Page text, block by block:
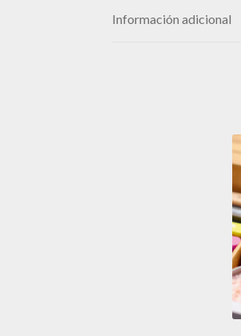
Información adicional